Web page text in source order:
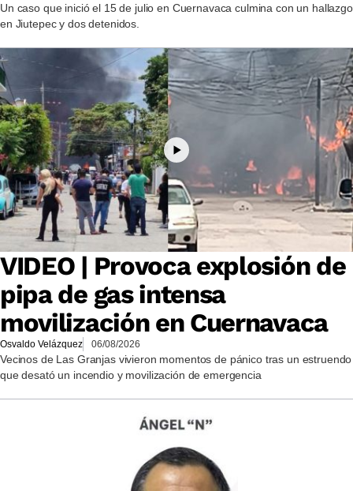
Un caso que inició el 15 de julio en Cuernavaca culmina con un hallazgo
en Jiutepec y dos detenidos.
VIDEO | Provoca explosión de
pipa de gas intensa
movilización en Cuernavaca
Osvaldo Velázquez 06/08/2026
Vecinos de Las Granjas vivieron momentos de pánico tras un estruendo
que desató un incendio y movilización de emergencia